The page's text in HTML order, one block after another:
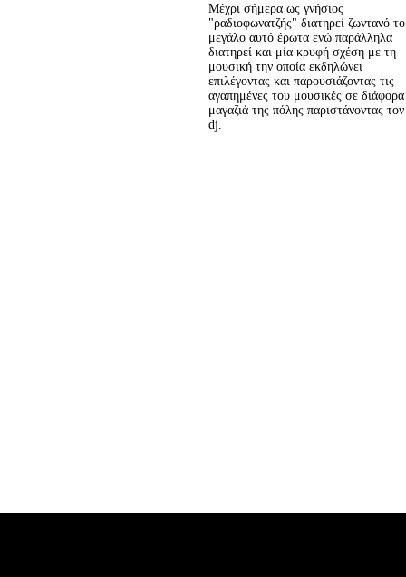
Μέχρι σήμερα ως γνήσιος
"ραδιοφωνατζής" διατηρεί ζωντανό το
μεγάλο αυτό έρωτα ενώ παράλληλα
διατηρεί και μία κρυφή σχέση με τη
μουσική την οποία εκδηλώνει
επιλέγοντας και παρουσιάζοντας τις
αγαπημένες του μουσικές σε διάφορα
μαγαζιά της πόλης παριστάνοντας τον
dj.